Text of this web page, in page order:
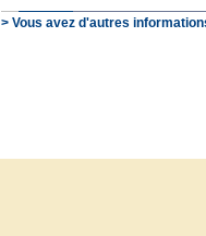
> Vous avez d'autres